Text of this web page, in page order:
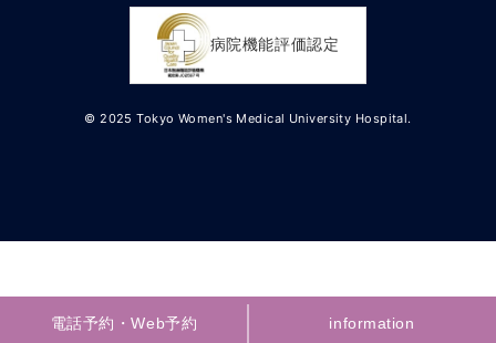
電話予約・Web予約 information
電話予約・Web予約 information
病院機能評価認定
© 2025 Tokyo Women's Medical University Hospital.